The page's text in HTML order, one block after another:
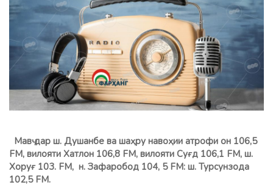
Мавҷ дар ш. Душанбе ва шаҳру навоҳии атрофи он 106,5
FM, вилояти Хатлон 106,8 FМ, вилояти Суғд 106,1 FM, ш.
Хоруғ 103. FM, н. Зафаробод 104, 5 FM: ш. Турсунзода
102,5 FM.